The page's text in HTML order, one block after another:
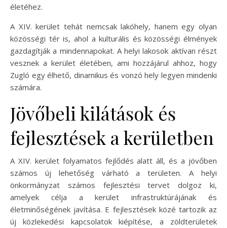
életéhez.
A XIV. kerület tehát nemcsak lakóhely, hanem egy olyan
közösségi tér is, ahol a kulturális és közösségi élmények
gazdagítják a mindennapokat. A helyi lakosok aktívan részt
vesznek a kerület életében, ami hozzájárul ahhoz, hogy
Zugló egy élhető, dinamikus és vonzó hely legyen mindenki
számára.
Jövőbeli kilátások és
fejlesztések a kerületben
A XIV. kerület folyamatos fejlődés alatt áll, és a jövőben
számos új lehetőség várható a területen. A helyi
önkormányzat számos fejlesztési tervet dolgoz ki,
amelyek célja a kerület infrastruktúrájának és
életminőségének javítása. E fejlesztések közé tartozik az
új közlekedési kapcsolatok kiépítése, a zöldterületek